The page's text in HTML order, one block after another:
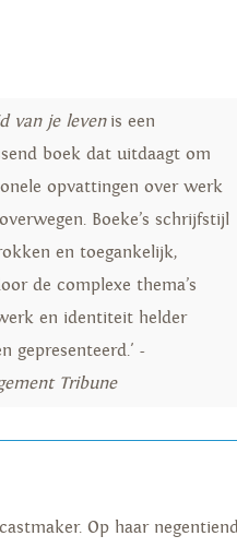
van je levenis een
boek dat uitdaagt om
opvattingen over werk
Boeke’s schrijfstijl
en toegankelijk,
de complexe thema’s
en identiteit helder
gepresenteerd.' -
Tribune
Op haar